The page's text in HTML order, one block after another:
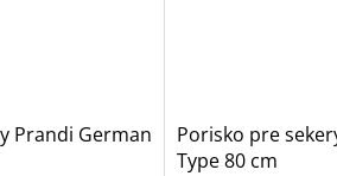
Prandi German
Porisko pre
Type 80 cm